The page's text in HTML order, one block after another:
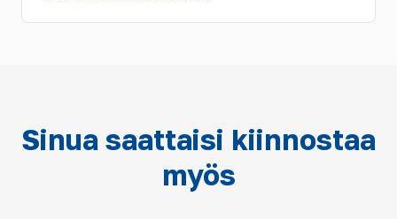
Sinua saattaisi kiinnostaa
myös